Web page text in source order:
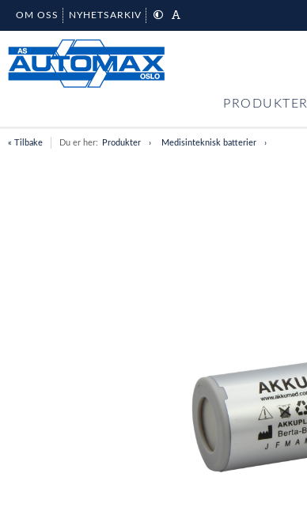
OM OSS NYHETSARKIV
PRODUKTER
« Tilbake Du er her: Produkter Medisinteknisk batterier